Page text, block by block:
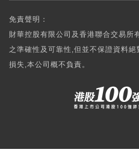
免責聲明：
財華控股有限公司及香港聯合交易所
之準確性及可靠性,但並不保證資料
損失,本公司概不負責。